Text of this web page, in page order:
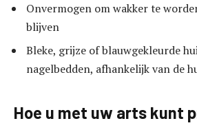
Onvermogen om wakker te
blijven
Bleke, grijze of blauwgekleurde
nagelbedden, afhankelijk van de
Hoe u met uw arts kunt